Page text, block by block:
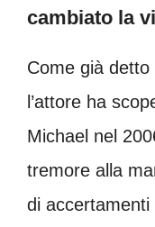
cambiato la
Come già
l’attore ha
Michael nel
tremore alla
di